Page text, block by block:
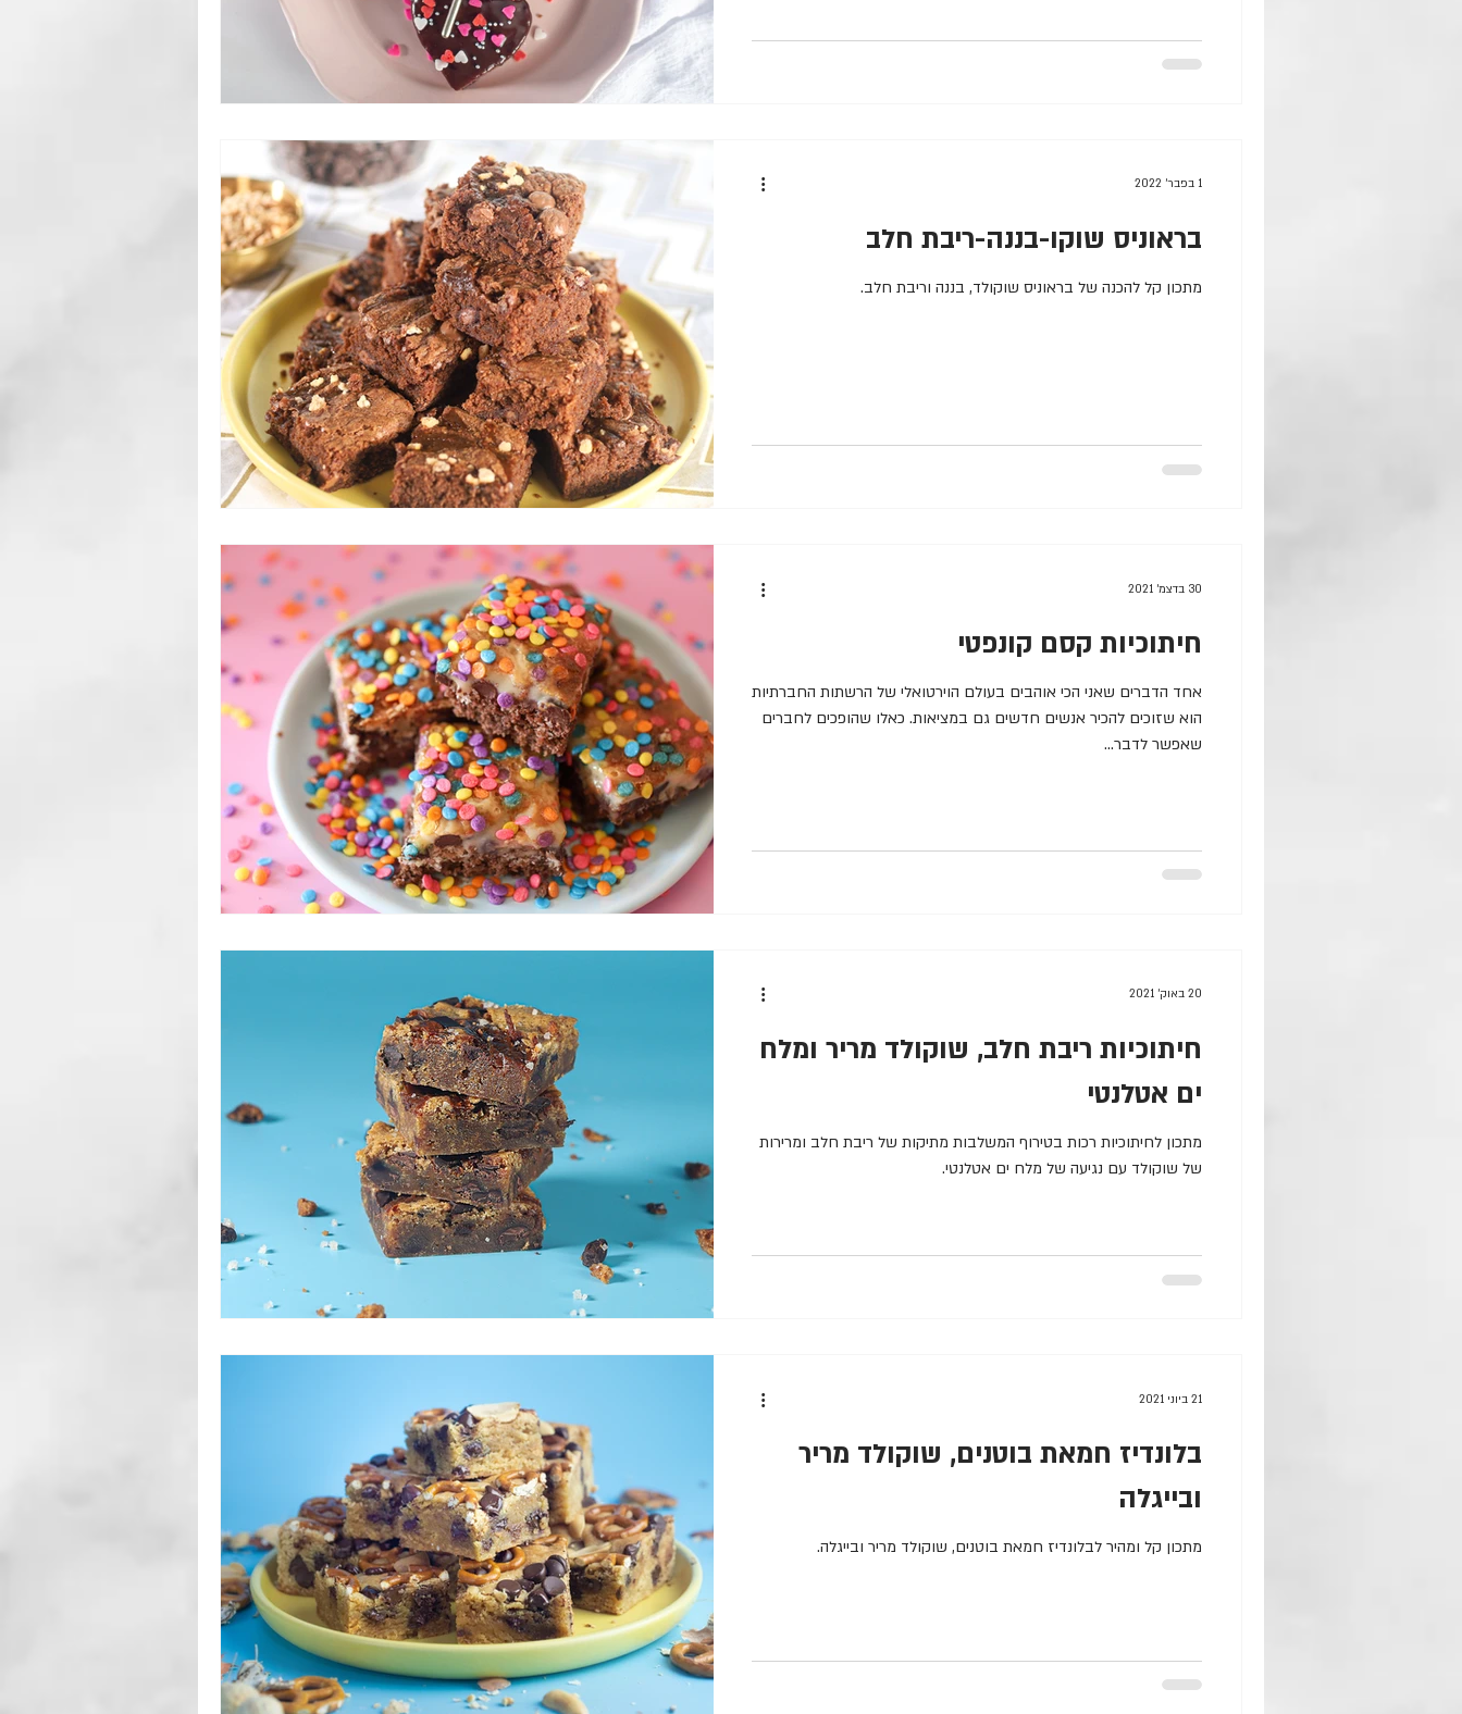
בראוניס שוקו-בננה-ריבת חלב
מתכון קל להכנה של בראוניס שוקולד, בננה וריבת חלב.
1 בפבר׳ 2022
חיתוכיות קסם קונפטי
אחד הדברים שאני הכי אוהבים בעולם הוירטואלי של הרשתות החברתיות
הוא שזוכים להכיר אנשים חדשים גם במציאות. כאלו שהופכים לחברים
שאפשר לדבר...
30 בדצמ׳ 2021
חיתוכיות ריבת חלב, שוקולד מריר ומלח
ים אטלנטי
מתכון לחיתוכיות רכות בטירוף המשלבות מתיקות של ריבת חלב ומרירות
של שוקולד עם נגיעה של מלח ים אטלנטי.
20 באוק׳ 2021
בלונדיז חמאת בוטנים, שוקולד מריר
ובייגלה
מתכון קל ומהיר לבלונדיז חמאת בוטנים, שוקולד מריר ובייגלה.
21 ביוני 2021